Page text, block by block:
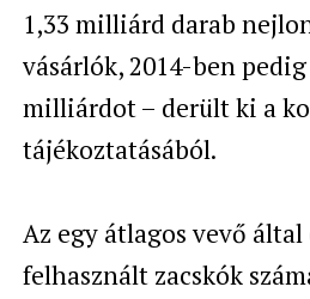
1,33 milliárd darab
vásárlók, 2014-ben pedig
milliárdot – derült ki a
tájékoztatásából.
Az egy átlagos vevő
felhasznált zacskók